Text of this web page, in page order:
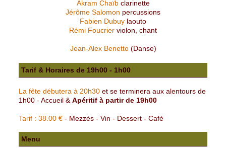
Akram Chaïbclarinette
Jérôme Salomon percussions
Fabien Dubuy laouto
Rémi Foucrier violon, chant
Jean-Alex Benetto(Danse)
Tarif & Horaires de 19h00 - 1h00
La fête débutera à 20h30 et se terminera aux alentours de
1h00 - Accueil & Apéritif à partir de 19h00
Tarif : 38.00 € - Mezzés - Vin - Dessert - Café
Menu